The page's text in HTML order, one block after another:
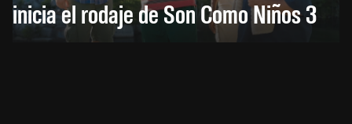
inicia el rodaje de Son Como Niños 3